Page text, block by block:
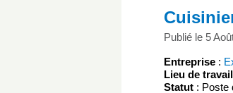
Publié le 5
Entreprise :
Lieu de travail
Statut : Poste